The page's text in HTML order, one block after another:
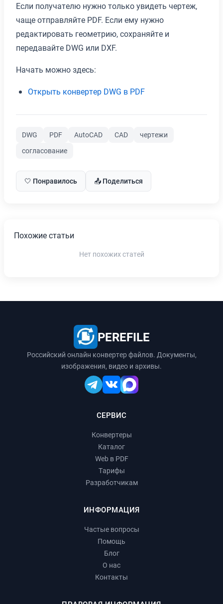
Если получателю нужно только увидеть чертеж,
чаще отправляйте PDF. Если ему нужно
редактировать геометрию, сохраняйте и
передавайте DWG или DXF.
Начать можно здесь:
Открыть конвертер DWG в PDF
DWG PDF AutoCAD CAD
чертежи
согласование
🤍 Понравилось 📤 Поделиться
Похожие статьи
Нет похожих статей
PEREFILE
Российский онлайн конвертер файлов. Документы,
изображения, видео и архивы.
СЕРВИС
Конвертеры
Каталог
Web в PDF
Тарифы
Разработчикам
ИНФОРМАЦИЯ
Частые вопросы
Помощь
Блог
О нас
Контакты